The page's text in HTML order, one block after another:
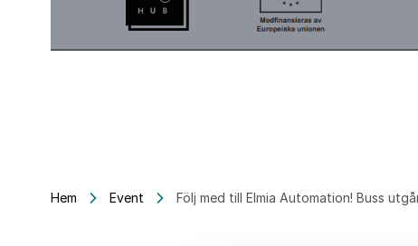
Hem Event Följ med till Elmia Automation! Buss